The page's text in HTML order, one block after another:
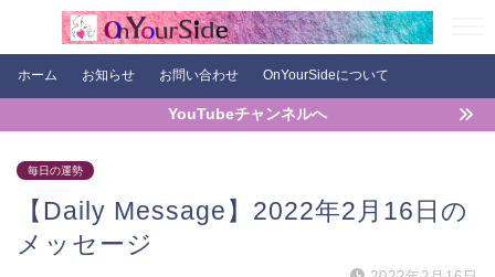
ホーム お知らせ お問い合わせ OnYourSideについて
YouTubeチャンネルへ
毎日の運勢
【Daily Message】2022年2月16日の
メッセージ